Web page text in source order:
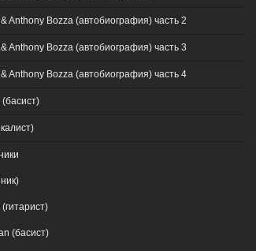
Anthony Bozza (автобиография) часть 2
Anthony Bozza (автобиография) часть 3
Anthony Bozza (автобиография) часть 4
(басист)